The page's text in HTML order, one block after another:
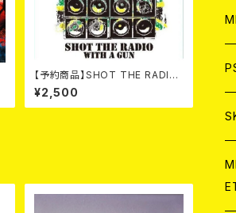
【予約商品】SHOT THE RADIO
WITH A GUN / SOUND RIOT
(CD)【8月８日発売】
¥2,500